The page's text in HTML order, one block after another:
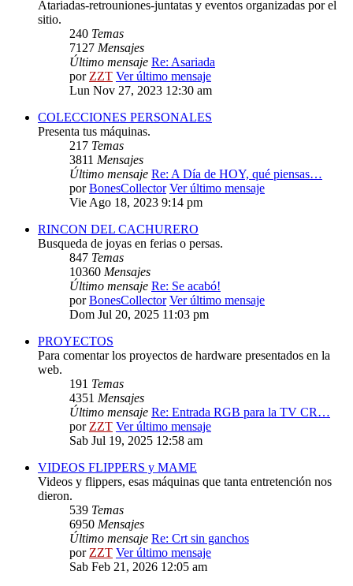
Atariadas-retrouniones-juntatas y eventos organizadas por el
sitio.
240 Temas
7127 Mensajes
Último mensaje Re: Asariada
porZZT Ver último mensaje
Lun Nov 27, 2023 12:30 am
COLECCIONES PERSONALES
Presenta tus máquinas.
217 Temas
3811 Mensajes
Último mensaje Re: A Día de HOY, qué piensas…
porBonesCollector Ver último mensaje
Vie Ago 18, 2023 9:14 pm
RINCON DEL CACHURERO
Busqueda de joyas en ferias o persas.
847 Temas
10360 Mensajes
Último mensaje Re: Se acabó!
porBonesCollector Ver último mensaje
Dom Jul 20, 2025 11:03 pm
PROYECTOS
Para comentar los proyectos de hardware presentados en la
web.
191 Temas
4351 Mensajes
Último mensaje Re: Entrada RGB para la TV CR…
porZZT Ver último mensaje
Sab Jul 19, 2025 12:58 am
VIDEOS FLIPPERS y MAME
Videos y flippers, esas máquinas que tanta entretención nos
dieron.
539 Temas
6950 Mensajes
Último mensaje Re: Crt sin ganchos
porZZT Ver último mensaje
Sab Feb 21, 2026 12:05 am